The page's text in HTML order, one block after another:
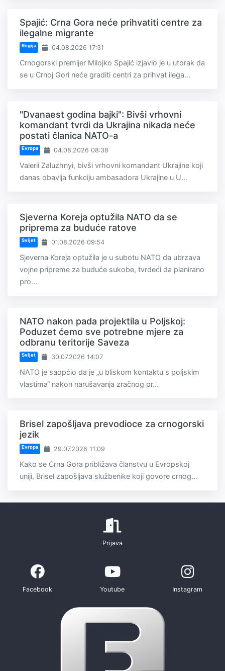
Spajić: Crna Gora neće prihvatiti centre za
ilegalne migrante
Regija 04.08.2026 17:31
Crnogorski premijer Milojko Spajić izjavio je u utorak da
se u Crnoj Gori neće graditi centri za prihvat ilega...
"Dvanaest godina bajki": Bivši vrhovni
komandant tvrdi da Ukrajina nikada neće
postati članica NATO-a
Evropa 04.08.2026 08:38
Valerii Zaluzhnyi, bivši vrhovni komandant Ukrajine koji
danas obavlja funkciju ambasadora Ukrajine u U...
Sjeverna Koreja optužila NATO da se
priprema za buduće ratove
Svijet 01.08.2026 09:54
Sjeverna Koreja optužila je u subotu NATO da ubrzava
vojne pripreme za buduće sukobe, tvrdeći da planirano
pro...
NATO nakon pada projektila u Poljskoj:
Poduzet ćemo sve potrebne mjere za
odbranu teritorije Saveza
Svijet 30.07.2026 14:07
NATO je saopćio da je „u bliskom kontaktu s poljskim
vlastima“ nakon narušavanja zračnog pr...
Brisel zapošljava prevodioce za crnogorski
jezik
Evropa 29.07.2026 11:09
Kako se Crna Gora približava članstvu u Evropskoj
uniji, Brisel zapošljava službenike koji govore crnog...
Prijava
Facebook Youtube Instagram